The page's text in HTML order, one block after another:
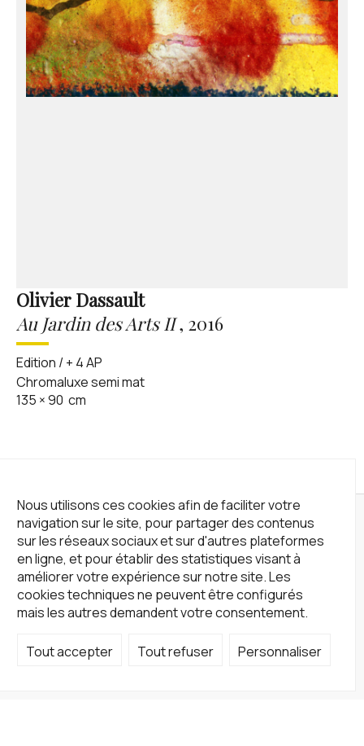
Nous utilisons ces cookies afin de faciliter votre
navigation sur le site, pour partager des contenus
sur les réseaux sociaux et sur d'autres plateformes
en ligne, et pour établir des statistiques visant à
améliorer votre expérience sur notre site. Les
cookies techniques ne peuvent être configurés
mais les autres demandent votre consentement.
Tout accepter Tout refuser Personnaliser
Olivier Dassault
Au Jardin des Arts II, 2016
Edition / + 4 AP
Chromaluxe semi mat
135 ×90 cm